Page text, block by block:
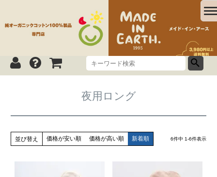
夜用ロング
並び替え 価格が安い順 価格が高い順 新着順 6件中 1-6件表示